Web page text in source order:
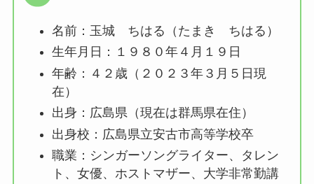
名前：玉城 ちはる（たまき ちはる）
生年月日：１９８０年４月１９日
年齢：４２歳（２０２３年３月５日現
在）
出身：広島県（現在は群馬県在住）
出身校：広島県立安古市高等学校卒
職業：シンガーソングライター、タレン
ト、女優、ホストマザー、大学非常勤講